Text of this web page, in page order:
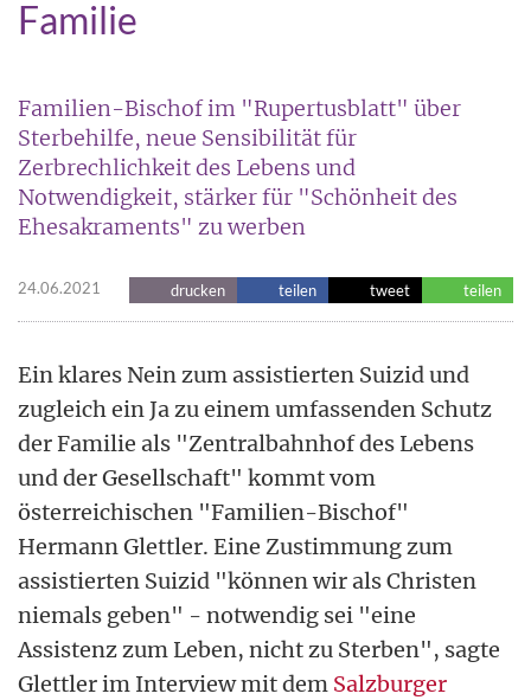
Familie
Familien-Bischof im "Rupertusblatt" über
Sterbehilfe, neue Sensibilität für
Zerbrechlichkeit des Lebens und
Notwendigkeit, stärker für "Schönheit des
Ehesakraments" zu werben
24.06.2021 drucken teilen tweet teilen
Ein klares Nein zum assistierten Suizid und
zugleich ein Ja zu einem umfassenden Schutz
der Familie als "Zentralbahnhof des Lebens
und der Gesellschaft" kommt vom
österreichischen "Familien-Bischof"
Hermann Glettler. Eine Zustimmung zum
assistierten Suizid "können wir als Christen
niemals geben" - notwendig sei "eine
Assistenz zum Leben, nicht zu Sterben", sagte
Glettler im Interview mit dem Salzburger